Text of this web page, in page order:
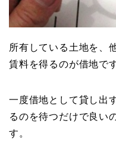
所有している土地を、
賃料を得るのが借地です
一度借地として貸し出
るのを待つだけで良い
す。